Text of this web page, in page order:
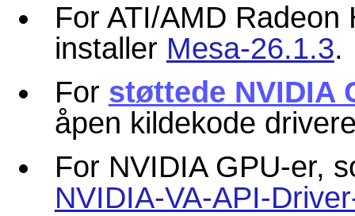
For ATI/AMD
installer Mesa-26.1.3.
For støttede NVIDIA
åpen kildekode
For NVIDIA GPU-er,
NVIDIA-VA-API-